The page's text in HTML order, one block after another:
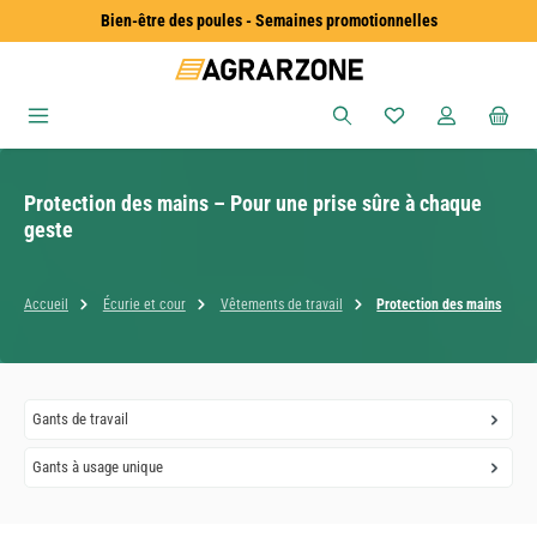
Passer au contenu principalBien-être des poules - Semaines promotionnelles
Vous avez 0
Protection des mains – Pour une prise sûre à chaque
geste
Accueil Écurie et cour Vêtements de travail Protection des mains
Gants de travail
Gants à usage unique